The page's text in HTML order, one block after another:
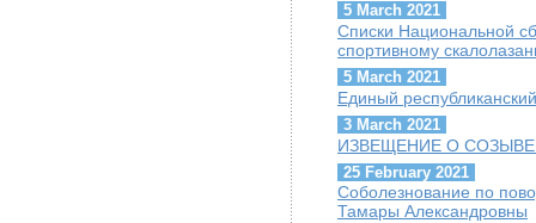
5 March 2021
Списки Национальной
спортивному
5 March 2021
Единый
3 March 2021
ИЗВЕЩЕНИЕ О
25 February 2021
Соболезнование по
Тамары Александровны